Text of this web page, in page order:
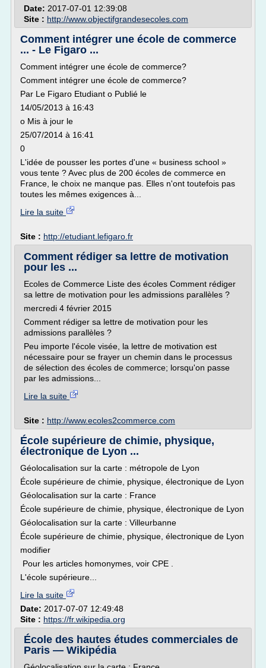
Date: 2017-07-01 12:39:08
Site : http://www.objectifgrandesecoles.com
Comment intégrer une école de commerce
... - Le Figaro ...
Comment intégrer une école de commerce?
Comment intégrer une école de commerce?
Par Le Figaro Etudiant o Publié le
14/05/2013 à 16:43
o Mis à jour le
25/07/2014 à 16:41
0
L'idée de pousser les portes d'une « business school »
vous tente ? Avec plus de 200 écoles de commerce en
France, le choix ne manque pas. Elles n'ont toutefois pas
toutes les mêmes exigences à...
Lire la suite
Site : http://etudiant.lefigaro.fr
Comment rédiger sa lettre de motivation
pour les ...
Ecoles de Commerce Liste des écoles Comment rédiger
sa lettre de motivation pour les admissions parallèles ?
mercredi 4 février 2015
Comment rédiger sa lettre de motivation pour les
admissions parallèles ?
Peu importe l'école visée, la lettre de motivation est
nécessaire pour se frayer un chemin dans le processus
de sélection des écoles de commerce; lorsqu'on passe
par les admissions...
Lire la suite
Site : http://www.ecoles2commerce.com
École supérieure de chimie, physique,
électronique de Lyon ...
Géolocalisation sur la carte : métropole de Lyon
École supérieure de chimie, physique, électronique de Lyon
Géolocalisation sur la carte : France
École supérieure de chimie, physique, électronique de Lyon
Géolocalisation sur la carte : Villeurbanne
École supérieure de chimie, physique, électronique de Lyon
modifier
Pour les articles homonymes, voir CPE .
L'école supérieure...
Lire la suite
Date: 2017-07-07 12:49:48
Site : https://fr.wikipedia.org
École des hautes études commerciales de
Paris — Wikipédia